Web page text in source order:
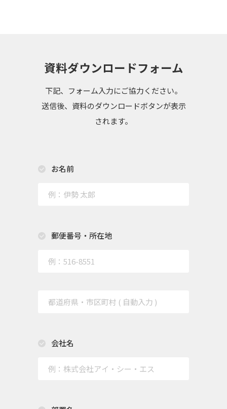
資料ダウンロードフォーム
下記、フォーム入力にご協力ください。
送信後、資料のダウンロードボタンが表示
されます。
お名前
郵便番号・所在地
会社名